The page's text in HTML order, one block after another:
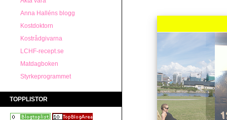
Anna Halléns blogg
Kostdoktorn
Kostrådgivarna
LCHF-recept.se
Matdagboken
Styrkeprogrammet
TOPPLISTOR